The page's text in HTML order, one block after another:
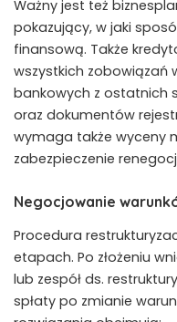
Ważny jest też
pokazujący, w jaki
finansową. Także
wszystkich zobowiązań
bankowych z ostatnich
oraz dokumentów
wymaga także wyceny
zabezpieczenie
Negocjowanie
Procedura
etapach. Po złożeniu
lub zespół ds.
spłaty po zmianie